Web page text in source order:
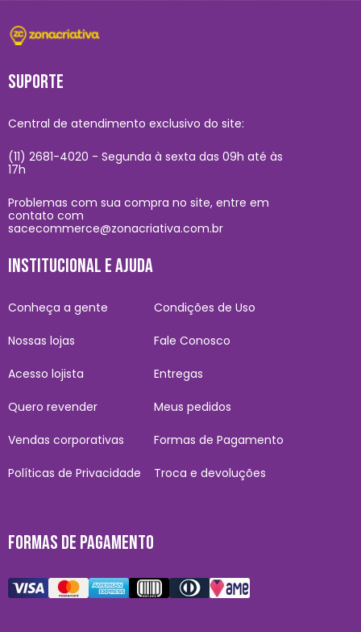
SUPORTE
Central de atendimento exclusivo do site:
(11) 2681-4020 - Segunda à sexta das 09h até às
17h
Problemas com sua compra no site, entre em
contato com
sacecommerce@zonacriativa.com.br
INSTITUCIONAL E AJUDA
Conheça a gente
Nossas lojas
Acesso lojista
Quero revender
Vendas corporativas
Políticas de Privacidade
Condições de Uso
Fale Conosco
Entregas
Meus pedidos
Formas de Pagamento
Troca e devoluções
FORMAS DE PAGAMENTO